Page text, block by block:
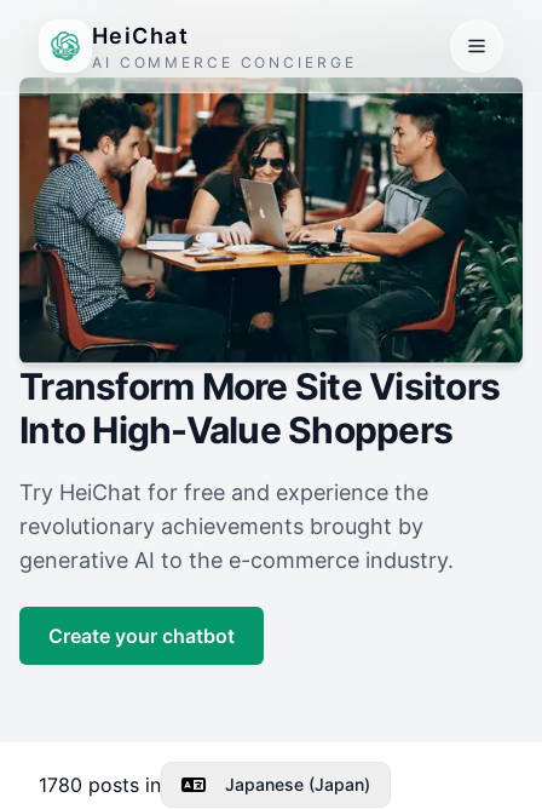
HeiChat
AI COMMERCE CONCIERGE
Transform More Site Visitors
Into High-Value Shoppers
Try HeiChat for free and experience the
revolutionary achievements brought by
generative AI to the e-commerce industry.
Create your chatbot
1780 posts in Japanese (Japan)